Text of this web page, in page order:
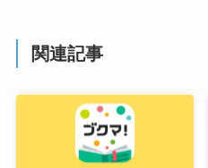
関連記事